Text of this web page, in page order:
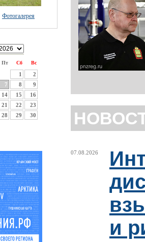
Фотогалерея
Пт Сб Вс
1
2
7 8
9
14 15
16
21 22
23
28 29
30
07.08.2026
и